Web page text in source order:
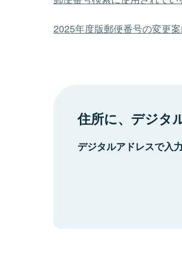
2025年度版郵便番号の変更
住所に、デジタ
デジタルアドレスで入